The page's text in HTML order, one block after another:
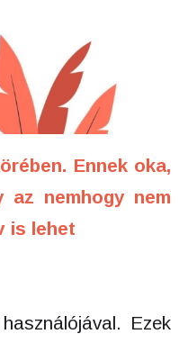
Ennek oka,
nemhogy nem
is lehet
Ezek